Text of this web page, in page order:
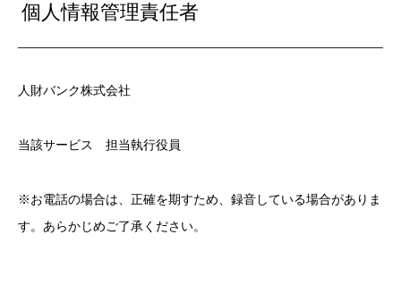
個人情報管理責任者
人財バンク株式会社
当該サービス 担当執行役員
※お電話の場合は、正確を期すため、録音している場合がありま
す。あらかじめご了承ください。